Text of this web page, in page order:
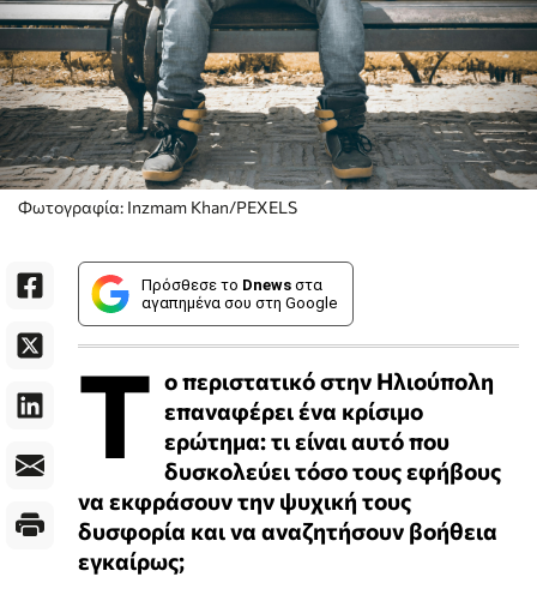
Φωτογραφία: Inzmam Khan/PEXELS
Πρόσθεσε το Dnews στα
αγαπημένα σου στη Google
Τ ο περιστατικό στην Ηλιούπολη
επαναφέρει ένα κρίσιμο
ερώτημα: τι είναι αυτό που
δυσκολεύει τόσο τους εφήβους
να εκφράσουν την ψυχική τους
δυσφορία και να αναζητήσουν βοήθεια
εγκαίρως;